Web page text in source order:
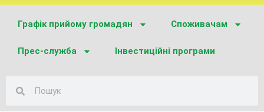
Графік прийому громадян Споживачам
Прес-служба Інвестиційні програми